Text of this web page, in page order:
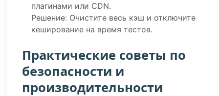
плагинами или CDN.
Решение: Очистите весь кэш и отключите
кеширование на время тестов.
Практические советы по
безопасности и
производительности